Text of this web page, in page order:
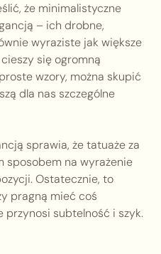
że minimalistyczne
– ich drobne,
wyraziste jak większe
się ogromną
wzory, można skupić
dla nas szczególne
sprawia, że tatuaże za
sposobem na wyrażenie
Ostatecznie, to
pragną mieć coś
przynosi subtelność i szyk.